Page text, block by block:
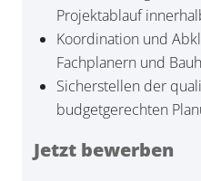
Projektablauf
Koordination und
Fachplanern und
Sicherstellen der
budgetgerechten
Jetzt bewerben